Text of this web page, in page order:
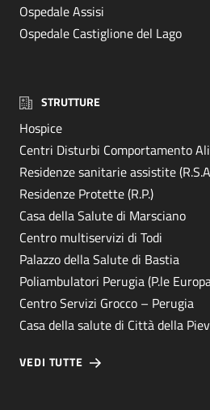
Ospedale Assisi
Ospedale Castiglione del Lago
STRUTTURE
Hospice
Centri Disturbi Comportamento
Residenze sanitarie assistite
Residenze Protette (R.P.)
Casa della Salute di Marsciano
Centro multiservizi di Todi
Palazzo della Salute di Bastia
Poliambulatori Perugia (P.le
Centro Servizi Grocco – Perugia
Casa della salute di Città della
VEDI TUTTE